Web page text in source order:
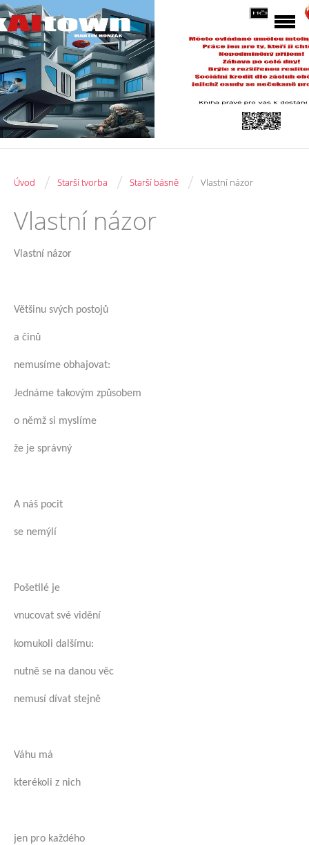
Úvod / Starší tvorba / Starší básně / Vlastní názor
Vlastní názor
Vlastní názor
Většinu svých postojů
a činů
nemusíme obhajovat:
Jednáme takovým způsobem
o němž si myslíme
že je správný
A náš pocit
se nemýlí
Pošetilé je
vnucovat své vidění
komukoli dalšímu:
nutně se na danou věc
nemusí dívat stejně
Váhu má
kterékoli z nich
jen pro každého